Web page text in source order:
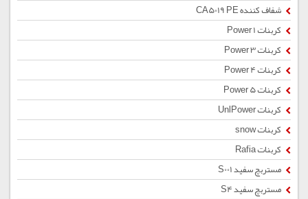
شفاف کننده CA5019 PE
کربنات Power 1
کربنات Power 3
کربنات Power 4
کربنات Power 5
کربنات UnlPower
کربنات snow
کربنات Rafia
مستربچ سفید S001
مستربچ سفید S4